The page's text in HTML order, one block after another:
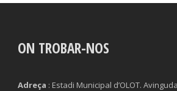
ON TROBAR-NOS
Adreça : Estadi Municipal d’OLOT.